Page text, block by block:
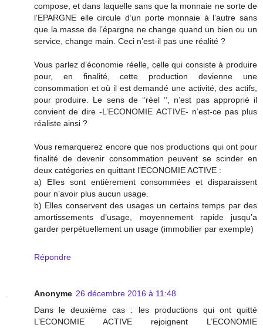
compose, et dans laquelle sans que la monnaie ne sorte de
l’EPARGNE elle circule d’un porte monnaie à l’autre sans
que la masse de l’épargne ne change quand un bien ou un
service, change main. Ceci n’est-il pas une réalité ?
Vous parlez d’économie réelle, celle qui consiste à produire
pour, en finalité, cette production devienne une
consommation et où il est demandé une activité, des actifs,
pour produire. Le sens de ‘’réel ‘’, n’est pas approprié il
convient de dire -L’ECONOMIE ACTIVE- n’est-ce pas plus
réaliste ainsi ?
Vous remarquerez encore que nos productions qui ont pour
finalité de devenir consommation peuvent se scinder en
deux catégories en quittant l’ECONOMIE ACTIVE :
a) Elles sont entièrement consommées et disparaissent
pour n’avoir plus aucun usage.
b) Elles conservent des usages un certains temps par des
amortissements d’usage, moyennement rapide jusqu’a
garder perpétuellement un usage (immobilier par exemple)
Répondre
Anonyme 26 décembre 2016 à 11:48
Dans le deuxième cas : les productions qui ont quitté
L’ECONOMIE ACTIVE rejoignent L’ECONOMIE